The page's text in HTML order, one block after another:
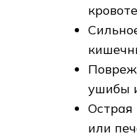
ушибы
Острая
или